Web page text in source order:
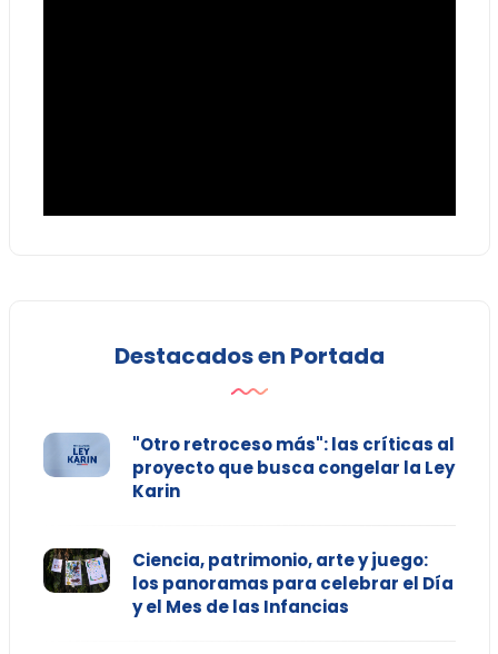
Destacados en Portada
"Otro retroceso más": las críticas al
proyecto que busca congelar la Ley
Karin
Ciencia, patrimonio, arte y juego:
los panoramas para celebrar el Día
y el Mes de las Infancias